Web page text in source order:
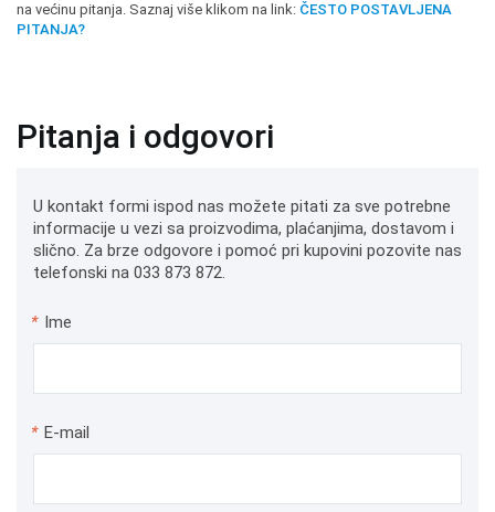
na većinu pitanja. Saznaj više klikom na link: ČESTO POSTAVLJENA
PITANJA?
Pitanja i odgovori
U kontakt formi ispod nas možete pitati za sve potrebne
informacije u vezi sa proizvodima, plaćanjima, dostavom i
slično. Za brze odgovore i pomoć pri kupovini pozovite nas
telefonski na 033 873 872.
* Ime
* E-mail